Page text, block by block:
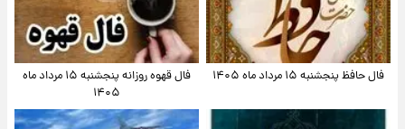
فال حافظ پنجشنبه ۱۵ مرداد ماه ۱۴۰۵
فال قهوه روزانه پنجشنبه ۱۵ مرداد ماه
۱۴۰۵